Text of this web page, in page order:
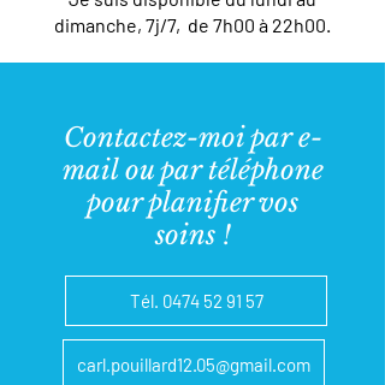
dimanche, 7j/7, de 7h00 à 22h00.
Contactez-moi par e-
mail ou par téléphone
pour planifier vos
soins !
Tél. 0474 52 91 57
carl.pouillard12.05@gmail.com